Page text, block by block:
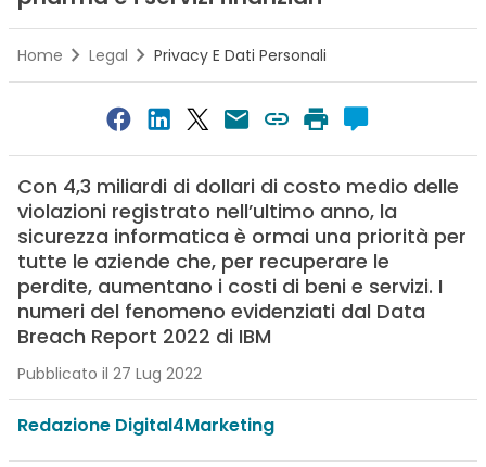
Home Legal Privacy E Dati Personali
Con 4,3 miliardi di dollari di costo medio delle
violazioni registrato nell’ultimo anno, la
sicurezza informatica è ormai una priorità per
tutte le aziende che, per recuperare le
perdite, aumentano i costi di beni e servizi. I
numeri del fenomeno evidenziati dal Data
Breach Report 2022 di IBM
Pubblicato il 27 Lug 2022
Redazione Digital4Marketing